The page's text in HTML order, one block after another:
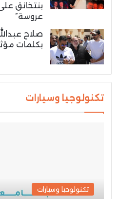
بنتخانق
عروسة”
صلاح
بكلمات
تكنولوجيا وسيارات
تكنولوجيا وسيارات